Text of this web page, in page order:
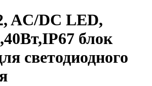
AC/DC LED,
блок
светодиодного